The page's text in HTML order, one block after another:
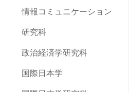
情報コミュニケーション
研究科
政治経済学研究科
国際日本学